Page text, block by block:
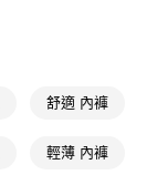
舒適 內褲
輕薄 內褲